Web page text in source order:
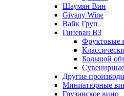
Шаумян Вин
Givany Wine
Вайк Груп
Гиневан ВЗ
Фруктовые
Большой
Сувенирные
Другие
Миниатюрные
Грузинское вино